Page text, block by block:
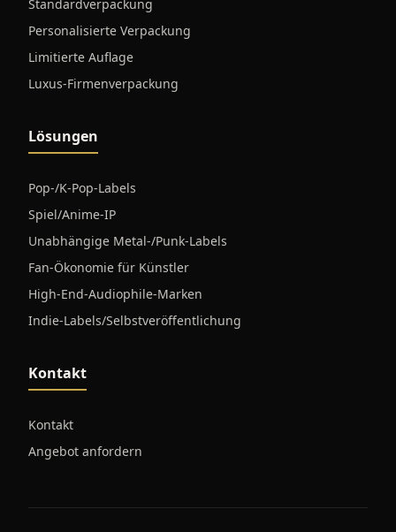
Standardverpackung
Personalisierte Verpackung
Limitierte Auflage
Luxus-Firmenverpackung
Lösungen
Pop-/K-Pop-Labels
Spiel/Anime-IP
Unabhängige Metal-/Punk-Labels
Fan-Ökonomie für Künstler
High-End-Audiophile-Marken
Indie-Labels/Selbstveröffentlichung
Kontakt
Kontakt
Angebot anfordern